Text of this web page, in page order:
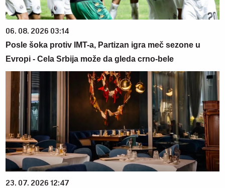
06. 08. 2026 03:14
Posle šoka protiv IMT-a, Partizan igra meč sezone u
Evropi - Cela Srbija može da gleda crno-bele
23. 07. 2026 12:47